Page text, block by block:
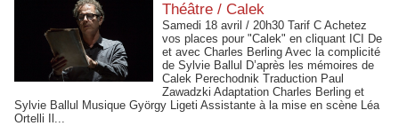
Théâtre / Calek
Samedi 18 avril / 20h30 Tarif C Achetez
vos places pour "Calek" en cliquant ICI De
et avec Charles Berling Avec la complicité
de Sylvie Ballul D’après les mémoires de
Calek Perechodnik Traduction Paul
Zawadzki Adaptation Charles Berling et
Sylvie Ballul Musique György Ligeti Assistante à la mise en scène Léa
Ortelli Il...